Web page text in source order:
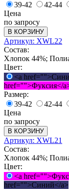
39-42
42-44
Цена
по запросу
В КОРЗИНУ
Артикул: XWL22
Состав:
Хлопок 44%;
Цвет:
<a
href="">Фуксия</
Размер:
39-42
42-44
Цена
по запросу
В КОРЗИНУ
Артикул: XWL21
Состав:
Хлопок 44%;
Цвет:
<a
href="">Синий</a>